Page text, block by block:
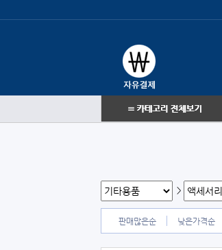
>
판매많은순 낮은가격순